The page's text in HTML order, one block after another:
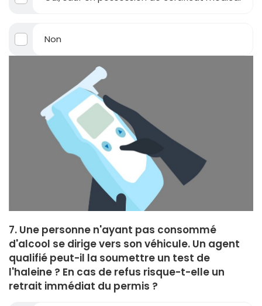
Non
7. Une personne n'ayant pas consommé
d'alcool se dirige vers son véhicule. Un agent
qualifié peut-il la soumettre un test de
l'haleine ? En cas de refus risque-t-elle un
retrait immédiat du permis ?